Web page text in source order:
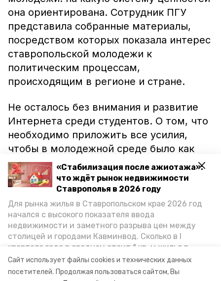
Сайт использует файлы cookies и технических данных
посетителей. Продолжая пользоваться сайтом, Вы
«Стабилизация после ажиотажа»:
что ждёт рынок недвижимости
Ставрополья в 2026 году
Для рынка жилья в Ставропольском крае 2026 год
начался с высокого показателя ввода
недвижимости и заметного разрыва цен между
столицей и городами Кавминвод. Сколько в I
квартале года в среднем стоит 1 кв. м жилья в
городах и округах региона, как изменился спрос на
первичку и вторичку, какова себестоимость
она ориентирована. Сотрудник ПГУ
представила собранные материалы,
посредством которых показала интерес
ставропольской молодежи к
политическим процессам,
происходящим в регионе и стране.
Не осталось без внимания и развитие
Интернета среди студентов. О том, что
необходимо приложить все усилия,
чтобы в молодежной среде было как
можно меньше Интернет-
мошенничества и киберпреступлений
говорил Геннадий Воробьев.
Презентовали в рамках конференций
«Салон инноваций и достижений вуза в
2017 году», после чего участники
мероприятия разошлись по
тематическим симпозиумам.